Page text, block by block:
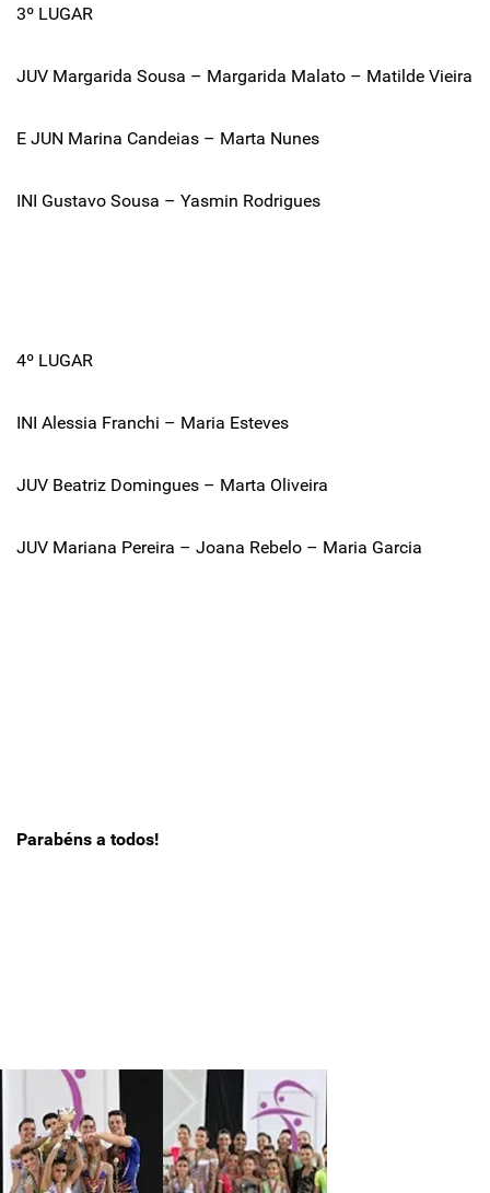
3º LUGAR
JUV Margarida Sousa – Margarida Malato – Matilde Vieira
E JUN Marina Candeias – Marta Nunes
INI Gustavo Sousa – Yasmin Rodrigues
4º LUGAR
INI Alessia Franchi – Maria Esteves
JUV Beatriz Domingues – Marta Oliveira
JUV Mariana Pereira – Joana Rebelo – Maria Garcia
Parabéns a todos!